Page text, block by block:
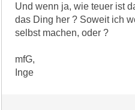
Und wenn ja, wie teuer ist
das Ding her ? Soweit ich
selbst machen, oder ?
mfG,
Inge